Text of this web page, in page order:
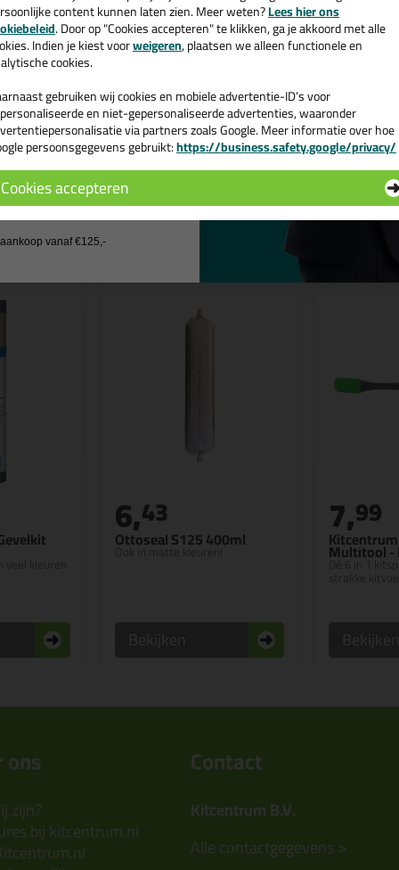
je meer weten over de toepassing en kenmerken van dit product?
& tricks voor Ottoseal S110 400ml
volgende blogs wordt dit product gebruikt:
Hoe kan je kit verwijderen?
kleuren
Ottoseal S125 400ml
Ook in matte kleuren!
6,43
Multitool -
Dé 6 in 1
7,99
ons
zijn?
bij kitcentrum.nl
Contact
Kitcentrum B.V.
Alle contactgegevens >
content kunnen laten zien. Meer weten?Lees hier ons
. Door op "Cookies accepteren" te klikken, ga je akkoord met alle
Indien je kiest voorweigeren, plaatsen we alleen functionele en
cookies.
gebruiken wij cookies en mobiele advertentie-ID’s voor
en niet-gepersonaliseerde advertenties, waaronder
via partners zoals Google. Meer informatie over hoe
persoonsgegevens gebruikt:https://business.safety.google/privacy/
Cookies accepteren
en ontvang een
€35,-bij je eerste bestelling!
de actiecode ›
geen cadeau
vanaf €125,-